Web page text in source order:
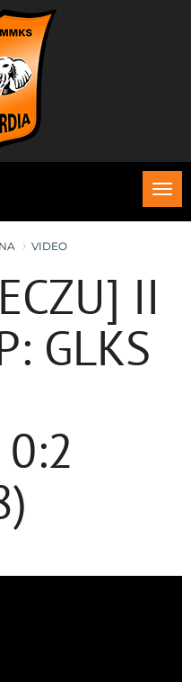
VIDEO
II
GLKS